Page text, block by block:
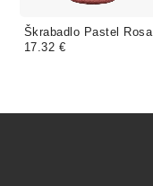
Škrabadlo Pastel Rosa
17.32 €